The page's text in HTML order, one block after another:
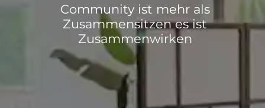
Community ist mehr als
Zusammensitzen es ist
Zusammenwirken